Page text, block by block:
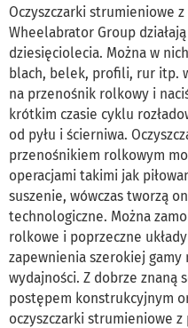
Oczyszczarki strumieniowe
Wheelabrator Group
dziesięciolecia. Można w
blach, belek, profili, rur itp.
na przenośnik rolkowy i
krótkim czasie cyklu
od pyłu i ścierniwa.
przenośnikiem rolkowym
operacjami takimi jak
suszenie, wówczas tworzą
technologiczne. Można
rolkowe i poprzeczne
zapewnienia szerokiej gamy
wydajności. Z dobrze znaną
postępem konstrukcyjnym
oczyszczarki strumieniowe